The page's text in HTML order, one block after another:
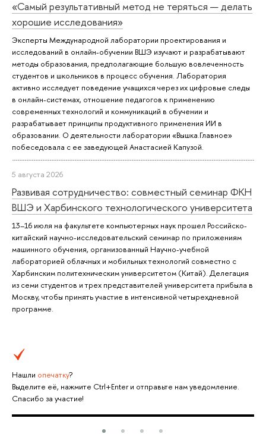
«Самый результативный метод не теряться — делать
хорошие исследования»
Эксперты Международной лаборатории проектирования и
исследований в онлайн-обучении ВШЭ изучают и разрабатывают
методы образования, предполагающие большую вовлеченность
студентов и школьников в процесс обучения. Лаборатория
активно исследует поведение учащихся через их цифровые следы
в онлайн-системах, отношение педагогов к применению
современных технологий и коммуникаций в обучении и
разрабатывает принципы продуктивного применения ИИ в
образовании. О деятельности лаборатории «Вышка.Главное»
побеседовала с ее заведующей Анастасией Капузой.
5 августа 2026
Развивая сотрудничество: совместный семинар ФКН
ВШЭ и Харбинского технологического университета
13–16 июля на факультете компьютерных наук прошел Российско-
китайский научно-исследовательский семинар по приложениям
машинного обучения, организованный Научно-учебной
лабораторией облачных и мобильных технологий совместно с
Харбинским политехническим университетом (Китай). Делегация
из семи студентов и трех представителей университета прибыла в
Москву, чтобы принять участие в интенсивной четырехдневной
программе.
Нашли опечатку?
Выделите её, нажмите Ctrl+Enter и отправьте нам уведомление.
Спасибо за участие!